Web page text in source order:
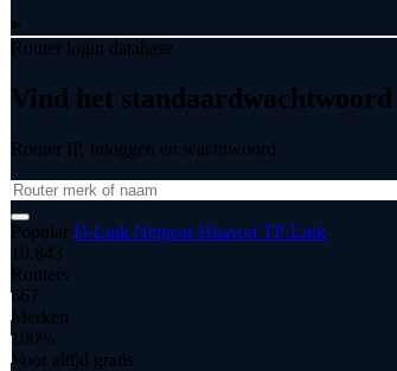
Router login database
Vind het
Router IP, inloggen en wachtwoord
Popular D-Link NetgearHuawei TP-Link
10.843
Routers
667
Merken
100%
Voor altijd gratis